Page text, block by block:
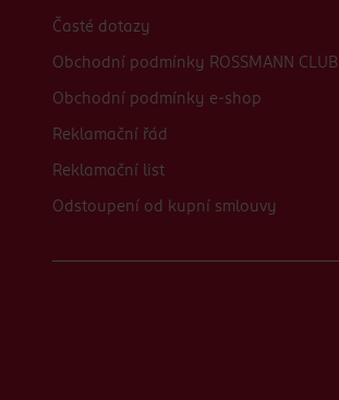
Časté dotazy
Obchodní podmínky ROSSMANN CLUB
Obchodní podmínky e-shop
Reklamační řád
Reklamační list
Odstoupení od kupní smlouvy